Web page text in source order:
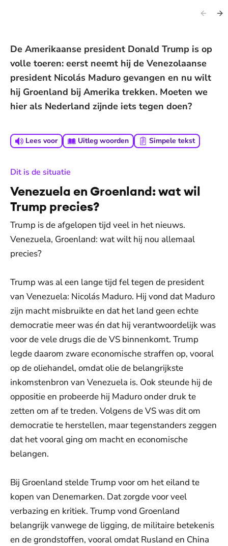
De Amerikaanse president Donald Trump is op
volle toeren: eerst neemt hij de Venezolaanse
president Nicolás Maduro gevangen en nu wilt
hij Groenland bij Amerika trekken. Moeten we
hier als Nederland zijnde iets tegen doen?
Lees voor Uitleg woorden Simpele tekst
Dit is de situatie
Venezuela en Groenland: wat wil
Trump precies?
Trump is de afgelopen tijd veel in het nieuws.
Venezuela, Groenland: wat wilt hij nou allemaal
precies?
Trump was al een lange tijd fel tegen de president
van Venezuela: Nicolás Maduro. Hij vond dat Maduro
zijn macht misbruikte en dat het land geen echte
democratie meer was én dat hij verantwoordelijk was
voor de vele drugs die de VS binnenkomt. Trump
legde daarom zware economische straffen op, vooral
op de oliehandel, omdat olie de belangrijkste
inkomstenbron van Venezuela is. Ook steunde hij de
oppositie en probeerde hij Maduro onder druk te
zetten om af te treden. Volgens de VS was dit om
democratie te herstellen, maar tegenstanders zeggen
dat het vooral ging om macht en economische
belangen.
Bij Groenland stelde Trump voor om het eiland te
kopen van Denemarken. Dat zorgde voor veel
verbazing en kritiek. Trump vond Groenland
belangrijk vanwege de ligging, de militaire betekenis
en de grondstoffen, vooral omdat Rusland en China